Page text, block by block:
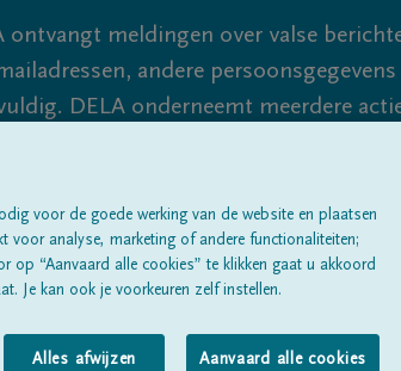
ontvangt meldingen over valse
andere
DELA onderneemt meerdere
dus blijf waakzaam.
Alle rouwberichten Over ons
voor de goede werking van de website en plaatsen
voor analyse, marketing of andere functionaliteiten;
op “Aanvaard alle cookies” te klikken gaat u akkoord
Je kan ook je voorkeuren zelf instellen.
Alles afwijzen Aanvaard alle cookies